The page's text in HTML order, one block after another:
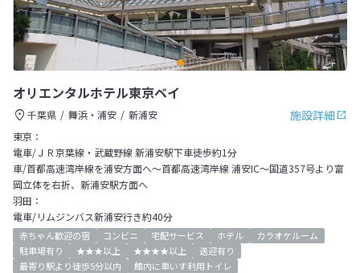
オリエンタルホテル東京ベイ
施設詳細
千葉県 舞浜・浦安
新浦安
東京：
電車/ＪＲ京葉線・武蔵野線 新浦安駅下車徒歩約1分
車/首都高速湾岸線を浦安方面へ～首都高速湾岸線 浦安IC～国道357号より富
岡立体を右折、新浦安駅方面へ
羽田：
電車/リムジンバス新浦安行き約40分
赤ちゃん歓迎の宿 コンビニ 宅配サービス ホテル
カラオケルーム
駐車場有り
★★★以上 ★★★★以上
送迎有り
最寄り駅より徒歩5分以内
館内に車いす利用トイレ